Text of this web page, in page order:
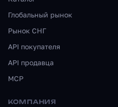
Глобальный рынок
Рынок СНГ
API покупателя
API продавца
MCP
КОМПАНИЯ